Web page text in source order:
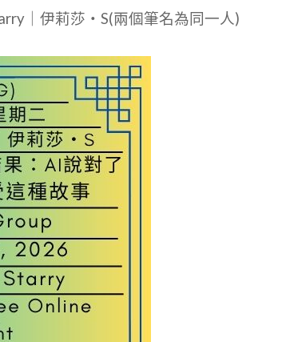
｜伊莉莎・S(兩個筆名為同一人)